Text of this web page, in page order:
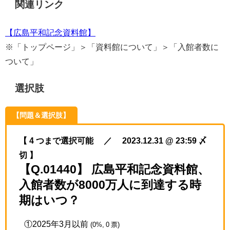
関連リンク
【広島平和記念資料館】
※「トップページ」＞「資料館について」＞「入館者数に
ついて」
選択肢
【問題＆選択肢】
【 4 つまで選択可能 ／ 2023.12.31 @ 23:59 〆
切 】
【Q.01440】 広島平和記念資料館、
入館者数が8000万人に到達する時
期はいつ？
①2025年3月以前 (0%, 0 票)